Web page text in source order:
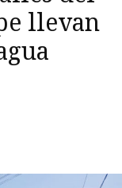
llevan